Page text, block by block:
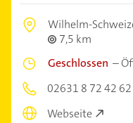
Wilhelm-
7,5 km
Geschlossen –
02631 8 72 42 62
Webseite